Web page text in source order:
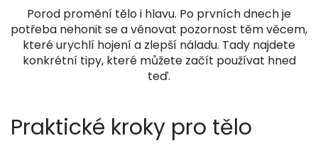
Porod promění tělo i hlavu. Po prvních dnech je
potřeba nehonit se a věnovat pozornost těm věcem,
které urychlí hojení a zlepší náladu. Tady najdete
konkrétní tipy, které můžete začít používat hned
teď.
Praktické kroky pro tělo